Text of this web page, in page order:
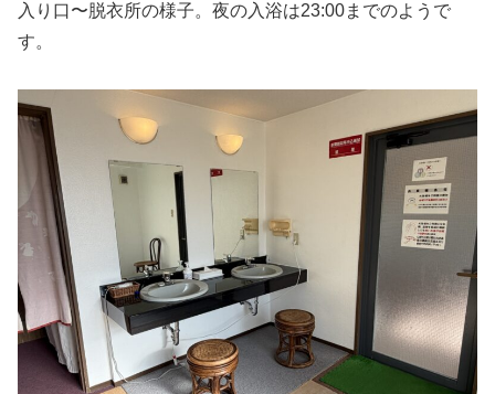
入り口〜脱衣所の様子。夜の入浴は23:00までのようで
す。